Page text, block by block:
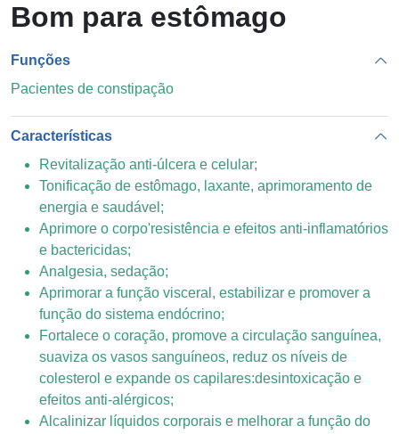
Bom para estômago
Funções
Pacientes de constipação
Características
Revitalização anti-úlcera e celular;
Tonificação de estômago, laxante, aprimoramento de
energia e saudável;
Aprimore o corpo'resistência e efeitos anti-inflamatórios
e bactericidas;
Analgesia, sedação;
Aprimorar a função visceral, estabilizar e promover a
função do sistema endócrino;
Fortalece o coração, promove a circulação sanguínea,
suaviza os vasos sanguíneos, reduz os níveis de
colesterol e expande os capilares:desintoxicação e
efeitos anti-alérgicos;
Alcalinizar líquidos corporais e melhorar a função do